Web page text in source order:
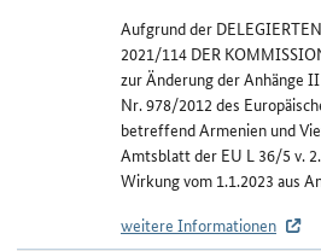
Aufgrund der
2021/114 DER
zur Änderung der Anhänge
Nr. 978/2012 des
betreffend Armenien und
Amtsblatt der EU L 36/5 v.
Wirkung vom 1.1.2023 aus
weitere Informationen